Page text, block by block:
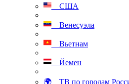
США
Венесуэла
Вьетнам
Йемен
🌍 ТВ по городам